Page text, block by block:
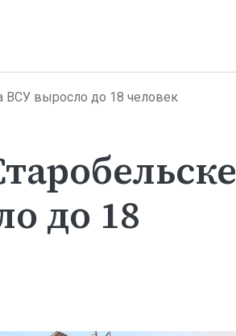
ВСУ выросло до 18 человек
до 18